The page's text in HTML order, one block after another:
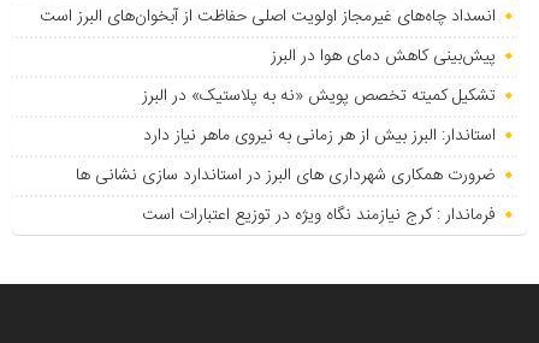
انسداد چاه‌های غیرمجاز اولویت اصلی حفاظت از آبخوان‌های البرز است
پیش‌بینی کاهش دمای هوا در البرز
تشکیل کمیته تخصص پویش «نه به پلاستیک» در البرز
استاندار: البرز بیش از هر زمانی به نیروی ماهر نیاز دارد
ضرورت همکاری شهرداری های البرز در استاندارد سازی نشانی ها
فرماندار : کرج نیازمند نگاه ویژه در توزیع اعتبارات است